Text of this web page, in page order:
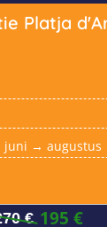
Platja
juni → augustus
€ 195 €